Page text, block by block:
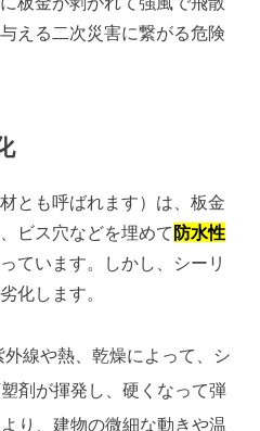
える二次災害に繋がる危険
とも呼ばれます）は、板金
ビス穴などを埋めて 防水性
ています。しかし、シーリ
化します。
外線や熱、乾燥によって、シ
剤が揮発し、硬くなって弾
り、建物の微細な動きや温